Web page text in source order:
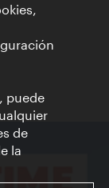
puede
de
la